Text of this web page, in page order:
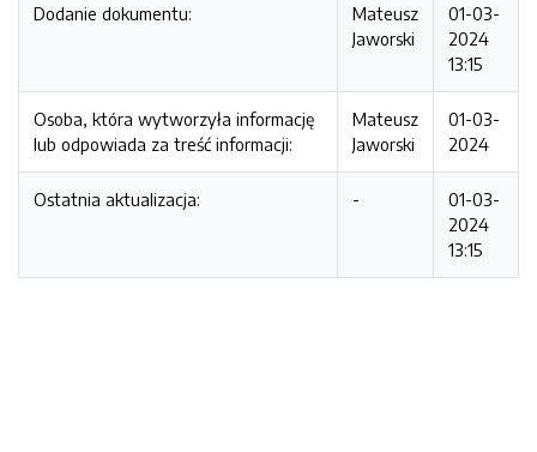
Dodanie dokumentu:
Mateusz
Jaworski
01-03-
2024
13:15
Osoba, która wytworzyła informację
lub odpowiada za treść informacji:
Mateusz
Jaworski
01-03-
2024
Ostatnia aktualizacja: -
01-03-
2024
13:15